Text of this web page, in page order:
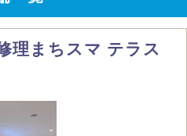
理まちスマ テラス